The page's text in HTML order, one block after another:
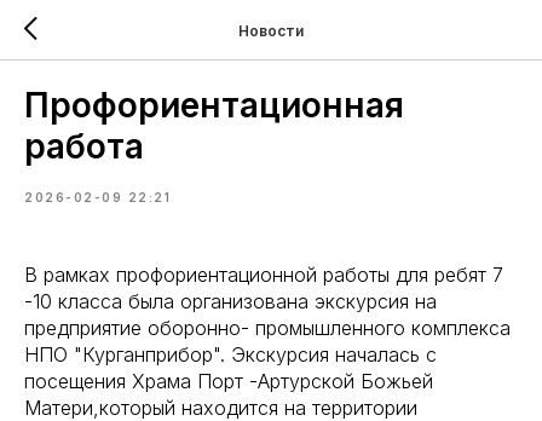
Новости
Профориентационная
работа
2026-02-09 22:21
В рамках профориентационной работы для ребят 7
-10 класса была организована экскурсия на
предприятие оборонно- промышленного комплекса
НПО "Курганприбор". Экскурсия началась с
посещения Храма Порт -Артурской Божьей
Матери,который находится на территории